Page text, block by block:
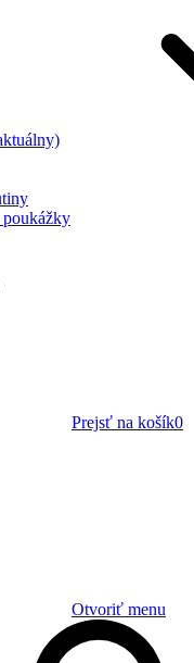
poukážky
Prejsť na košík0
Otvoriť menu